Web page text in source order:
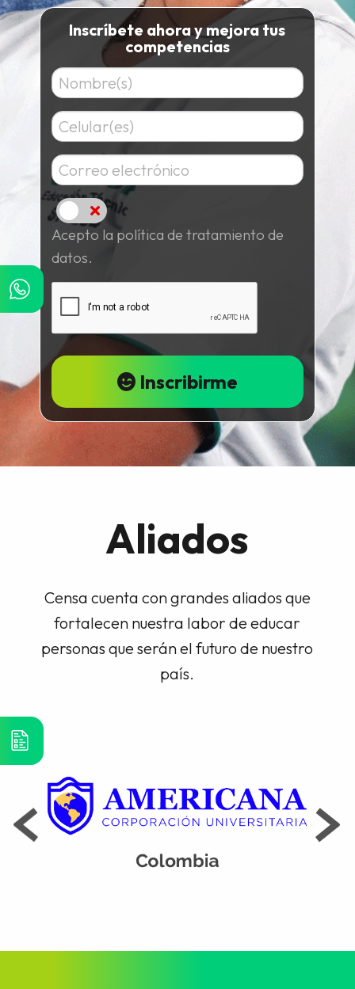
Inscríbete ahora y mejora tus
competencias
Acepto
Acepto la política de tratamiento de
datos.
Inscribirme
Aliados
Censa cuenta con grandes aliados que
fortalecen nuestra labor de educar
personas que serán el futuro de nuestro
país.